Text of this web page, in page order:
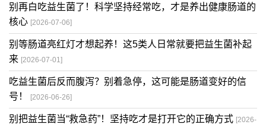
别再白吃益生菌了！科学坚持经常吃，才是养出健康肠道的
核心 [2026-07-06]
别等肠道亮红灯才想起养！这5类人日常就要把益生菌补起
来 [2026-07-01]
吃益生菌后反而腹泻？别着急停，这可能是肠道变好的信
号！
[2026-06-26]
别把益生菌当“救急药”！坚持吃才是打开它的正确方式 [2026-